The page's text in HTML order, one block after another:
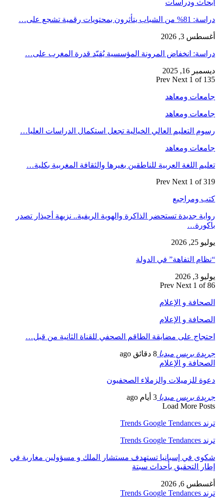
أبحاث ودراسات
دراسة: 81% من الشباب يتأثرون بمحتويات رقمية تشجع على…
أغسطس 3, 2026
دراسة: انخفاض المرونة المؤسسية يُقيّد قدرة المغرب على…
ديسمبر 16, 2025
Prev Next 1 of 135
جامعات ومعاهد
جامعات ومعاهد
رسوم التعليم العالي الخيالية تجعل استكمال الدراسات العليا…
جامعات ومعاهد
تعليم اللغة العربية للناطقين بغيرها والثقافة المغربية بكلية…
Prev Next 1 of 319
كتب ومراجيع
رواية جديدة تستحضر الذاكرة والهوية الريفية.. نزيهة أحيذار تصدر
باكورة…
يوليو 25, 2026
“نظام التفاهة” في الدولة
يوليو 3, 2026
Prev Next 1 of 86
الصحافة و الإعلام
الصحافة و الإعلام
احتجاج على مضايقة الطاقم الصحفي للقناة الثانية من قبل…
جريدة بريس ميديا 8 دقائق ago
الصحافة و الإعلام
دعوة للزميلات والزملاء الصحفيون
جريدة بريس ميديا 3 أيام ago
Load More Posts
ترند Trends Google Tendances
ترند Trends Google Tendances
شكوى في إسبانيا تستهدف مستشار الملك و مسؤولين مغاربة في
إطار التحقيق بأحداث سبتة
أغسطس 6, 2026
ترند Trends Google Tendances